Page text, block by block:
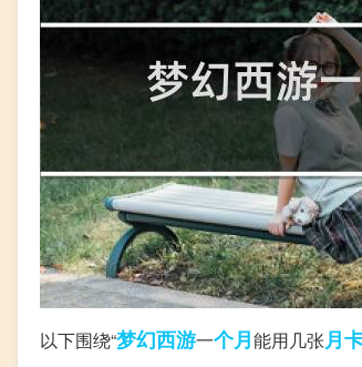
以下围绕“梦幻西游一个月能用几张月